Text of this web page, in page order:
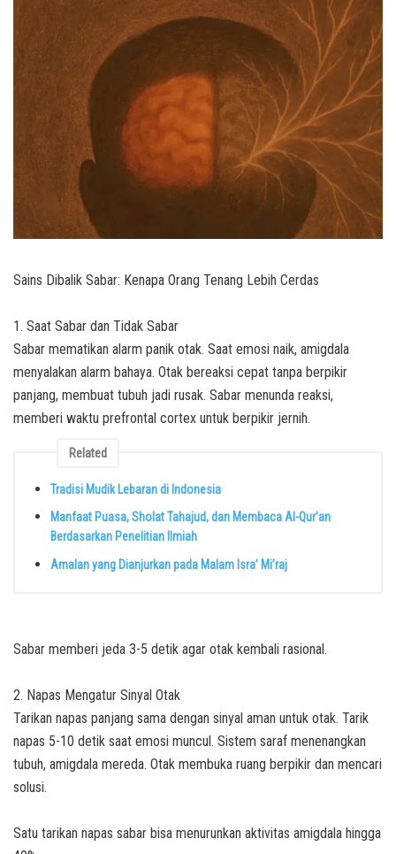
Sains Dibalik Sabar: Kenapa Orang Tenang Lebih Cerdas
1. Saat Sabar dan Tidak Sabar
Sabar mematikan alarm panik otak. Saat emosi naik, amigdala
menyalakan alarm bahaya. Otak bereaksi cepat tanpa berpikir
panjang, membuat tubuh jadi rusak. Sabar menunda reaksi,
memberi waktu prefrontal cortex untuk berpikir jernih.
Related
Tradisi Mudik Lebaran di Indonesia
Manfaat Puasa, Sholat Tahajud, dan Membaca Al-Qur’an
Berdasarkan Penelitian Ilmiah
Amalan yang Dianjurkan pada Malam Isra’ Mi’raj
Sabar memberi jeda 3-5 detik agar otak kembali rasional.
2. Napas Mengatur Sinyal Otak
Tarikan napas panjang sama dengan sinyal aman untuk otak. Tarik
napas 5-10 detik saat emosi muncul. Sistem saraf menenangkan
tubuh, amigdala mereda. Otak membuka ruang berpikir dan mencari
solusi.
Satu tarikan napas sabar bisa menurunkan aktivitas amigdala hingga